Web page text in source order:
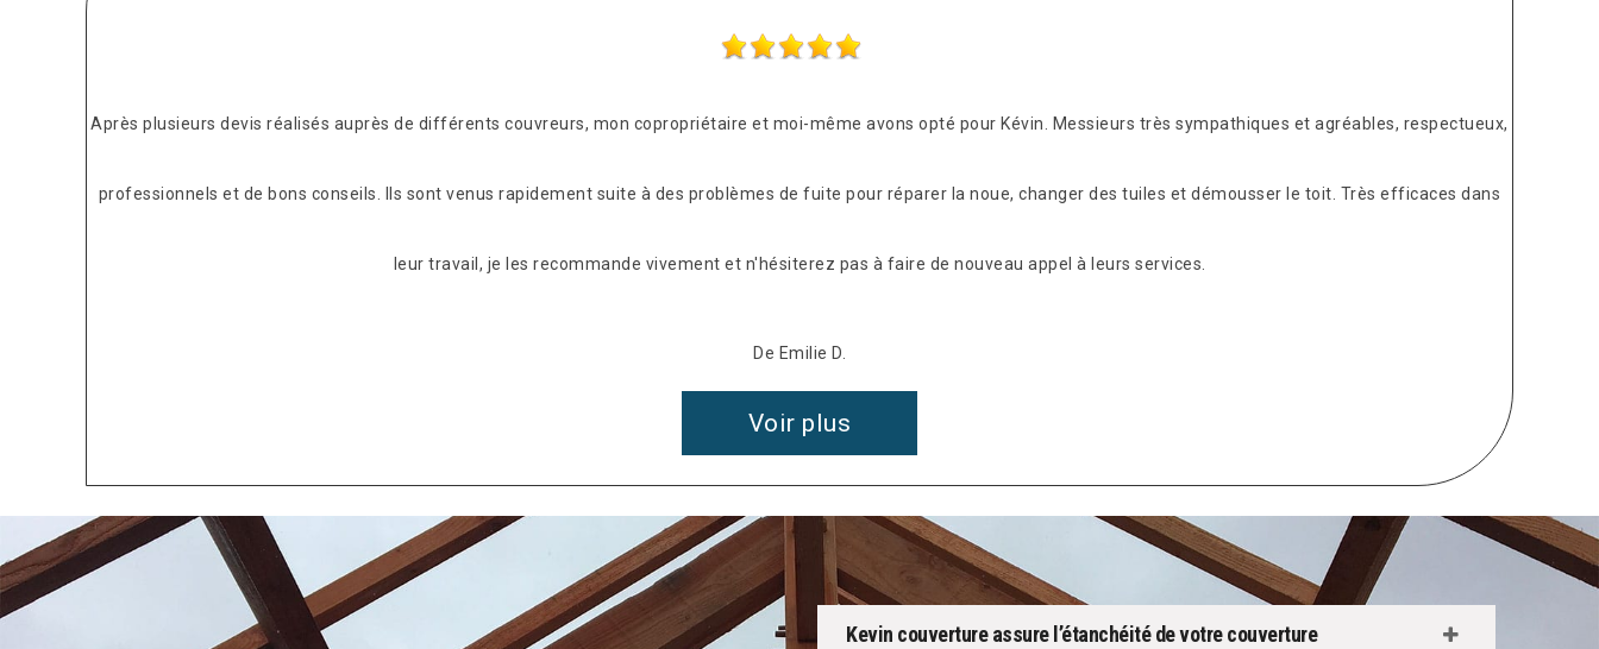
Après plusieurs devis réalisés auprès de différents couvreurs, mon copropriétaire et moi-même avons opté pour Kévin. Messieurs très sympathiques et agréables, respectueux,
professionnels et de bons conseils. Ils sont venus rapidement suite à des problèmes de fuite pour réparer la noue, changer des tuiles et démousser le toit. Très efficaces dans
leur travail, je les recommande vivement et n'hésiterez pas à faire de nouveau appel à leurs services.
De Emilie D.
Voir plus
Kevin couverture assure l’étanchéité de votre couverture